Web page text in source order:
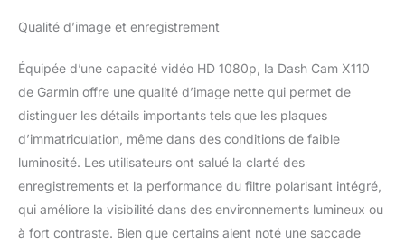
que soient les conditions
2,4’, facile à lire pour une
La lentille polarisée
Garmin Clarity intégrée
permet d'atténuer les
reflets du pare-brise
pour afficher clairement
les détails importants
des vidéos Commandes
vocales : utilisez votre
Qualité d’image et enregistrement
Équipée d’une capacité vidéo HD 1080p, la Dash Cam X110
de Garmin offre une qualité d’image nette qui permet de
distinguer les détails importants tels que les plaques
d’immatriculation, même dans des conditions de faible
luminosité. Les utilisateurs ont salué la clarté des
enregistrements et la performance du filtre polarisant intégré,
qui améliore la visibilité dans des environnements lumineux ou
à fort contraste. Bien que certains aient noté une saccade